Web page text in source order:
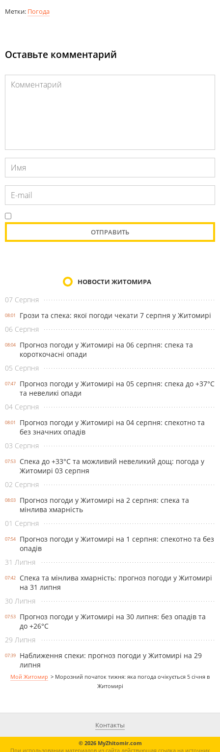
Метки: Погода
Оставьте комментарий
НОВОСТИ ЖИТОМИРА
07 Серпня
08:01
Грози та спека: якої погоди чекати 7 серпня у Житомирі
06 Серпня
08:04
Прогноз погоди у Житомирі на 06 серпня: спека та
короткочасні опади
05 Серпня
07:47
Прогноз погоди у Житомирі на 05 серпня: спека до +37°С
та невеликі опади
04 Серпня
08:01
Прогноз погоди у Житомирі на 04 серпня: спекотно та
без значних опадів
03 Серпня
07:53
Спека до +33°С та можливий невеликий дощ: погода у
Житомирі 03 серпня
02 Серпня
08:03
Прогноз погоди у Житомирі на 2 серпня: спека та
мінлива хмарність
01 Серпня
07:54
Прогноз погоди у Житомирі на 1 серпня: спекотно та без
опадів
31 Липня
07:42
Спека та мінлива хмарність: прогноз погоди у Житомирі
на 31 липня
30 Липня
07:53
Прогноз погоди у Житомирі на 30 липня: без опадів та
до +26°С
29 Липня
07:39
Наближення спеки: прогноз погоди у Житомирі на 29
липня
Мой Житомир > Морозний початок тижня: яка погода очікується 5 січня в
Житомирі
Контакты
© 2026 MyZhitomir.com
При использовании материалов из сайта действующая ссылка на источник